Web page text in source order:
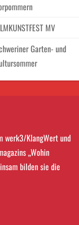
MV
Garten- und
werk3/KlangWert und
„Wohin
bilden sie die